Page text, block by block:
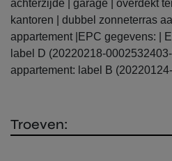
Tarief, verlaagd tarief
Voor de aankoop van
Vlaanderen gelden
Het Regeerakkoord van de
2029 vermeldt: “We
achterzijde | garage | overdekt
kantoren | dubbel zonneterras
appartement |EPC gegevens: |
label D (20220218-
appartement: label B
Troeven: